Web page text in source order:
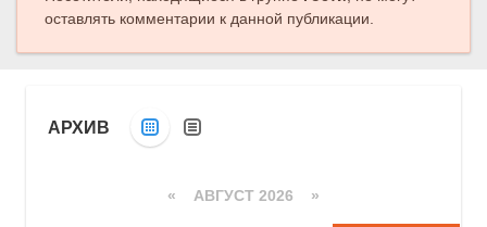
оставлять комментарии к данной публикации.
АРХИВ
« АВГУСТ 2026 »